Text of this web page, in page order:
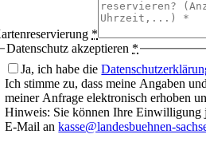
*
Datenschutz akzeptieren *
Ja, ich habe die
Ich stimme zu, dass meine Angaben
meiner Anfrage elektronisch erhoben
Hinweis: Sie können Ihre Einwilligung
E-Mail ankasse@landesbuehnen-